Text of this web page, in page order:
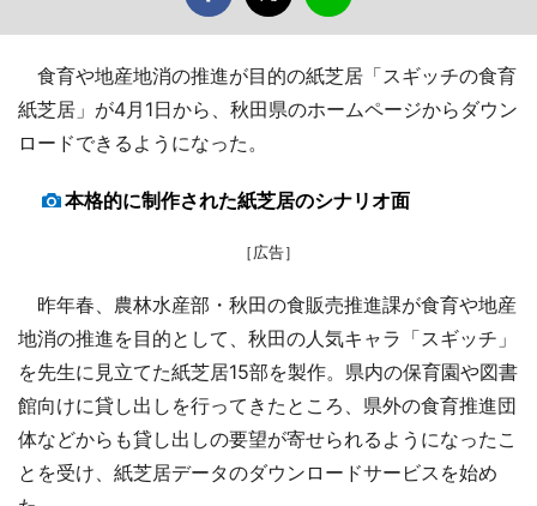
食育や地産地消の推進が目的の紙芝居「スギッチの食育
紙芝居」が4月1日から、秋田県のホームページからダウン
ロードできるようになった。
本格的に制作された紙芝居のシナリオ面
［広告］
昨年春、農林水産部・秋田の食販売推進課が食育や地産
地消の推進を目的として、秋田の人気キャラ「スギッチ」
を先生に見立てた紙芝居15部を製作。県内の保育園や図書
館向けに貸し出しを行ってきたところ、県外の食育推進団
体などからも貸し出しの要望が寄せられるようになったこ
とを受け、紙芝居データのダウンロードサービスを始め